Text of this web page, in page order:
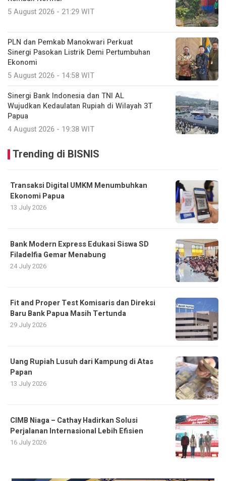
5 August 2026 - 21:29 WIT
PLN dan Pemkab Manokwari Perkuat
Sinergi Pasokan Listrik Demi Pertumbuhan
Ekonomi
5 August 2026 - 14:58 WIT
Sinergi Bank Indonesia dan TNI AL
Wujudkan Kedaulatan Rupiah di Wilayah 3T
Papua
4 August 2026 - 19:38 WIT
Trending di BISNIS
Transaksi Digital UMKM Menumbuhkan
Ekonomi Papua
13 July 2026
Bank Modern Express Edukasi Siswa SD
Filadelfia Gemar Menabung
24 July 2026
Fit and Proper Test Komisaris dan Direksi
Baru Bank Papua Masih Tertunda
29 July 2026
Uang Rupiah Lusuh dari Kampung di Atas
Papan
13 July 2026
CIMB Niaga – Cathay Hadirkan Solusi
Perjalanan Internasional Lebih Efisien
16 July 2026